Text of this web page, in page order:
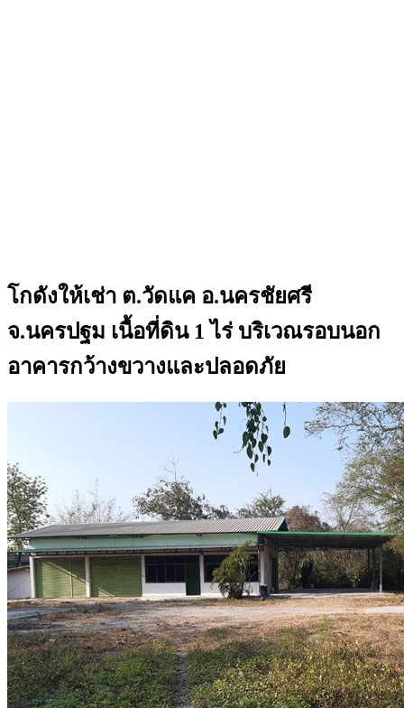
โกดังให้เช่า ต.วัดแค อ.นครชัยศรี
จ.นครปฐม เนื้อที่ดิน 1 ไร่ บริเวณรอบนอก
อาคารกว้างขวางและปลอดภัย